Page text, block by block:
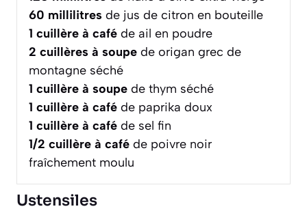
60 millilitres de jus de citron en bouteille
1 cuillère à café de ail en poudre
2 cuillères à soupe de origan grec de
montagne séché
1 cuillère à soupe de thym séché
1 cuillère à café de paprika doux
1 cuillère à café de sel fin
1/2 cuillère à café de poivre noir
fraîchement moulu
Ustensiles